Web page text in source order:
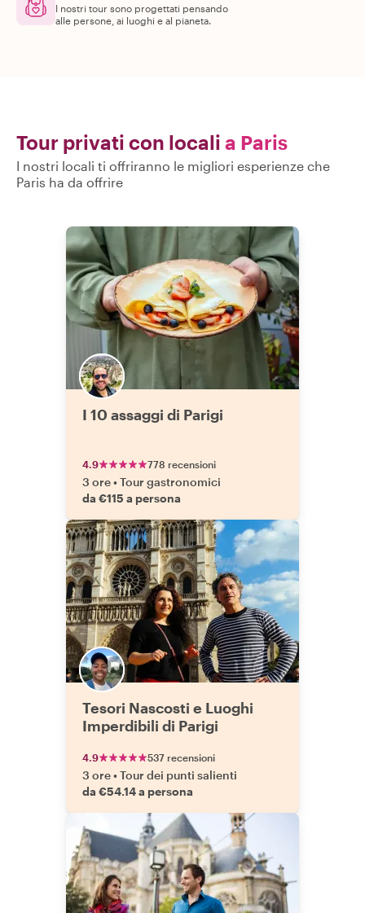
I nostri tour sono progettati pensando
alle persone, ai luoghi e al pianeta.
Tour privati con locali a Paris
I nostri locali ti offriranno le migliori esperienze che
Paris ha da offrire
I 10 assaggi di Parigi
4.9 778 recensioni
3 ore•Tour gastronomici
da €115 a persona
Tesori Nascosti e Luoghi
Imperdibili di Parigi
4.9 537 recensioni
3 ore•Tour dei punti salienti
da €54.14 a persona